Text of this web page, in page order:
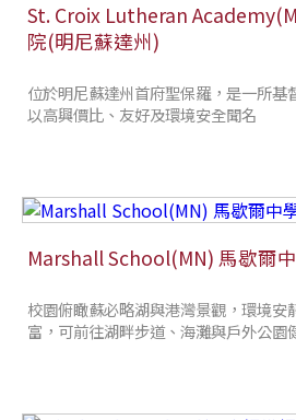
St. Croix Lutheran
院(明尼蘇達州)
位於明尼蘇達州首府聖保羅，是一所基
以高興價比、友好及環境安全聞名
Marshall School(MN) 馬歇爾
校園俯瞰蘇必略湖與港灣景觀，環境安
富，可前往湖畔步道、海灘與戶外公園